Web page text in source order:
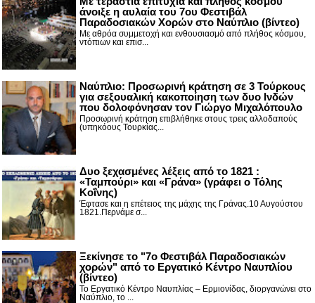
άνοιξε η αυλαία του 7ου Φεστιβάλ
Παραδοσιακών Χορών στο Ναύπλιο (βίντεο)
Με αθρόα συμμετοχή και ενθουσιασμό από πλήθος κόσμου,
ντόπιων και επισ...
Ναύπλιο: Προσωρινή κράτηση σε 3 Τούρκους
για σεξουαλική κακοποίηση των δυο Ινδών
που δολοφόνησαν τον Γιώργο Μιχαλόπουλο
Προσωρινή κράτηση επιβλήθηκε στους τρεις αλλοδαπούς
(υπηκόους Τουρκίας...
Δυο ξεχασμένες λέξεις από το 1821 :
«Ταμπούρι» και «Γράνα» (γράφει ο Τόλης
Κοΐνης)
Έφτασε και η επέτειος της μάχης της Γράνας.10 Αυγούστου
1821.Περνάμε σ...
Ξεκίνησε το "7ο Φεστιβάλ Παραδοσιακών
χορών" από το Εργατικό Κέντρο Ναυπλίου
(βίντεο)
Το Εργατικό Κέντρο Ναυπλίας – Ερμιονίδας, διοργανώνει στο
Ναύπλιο, το ...